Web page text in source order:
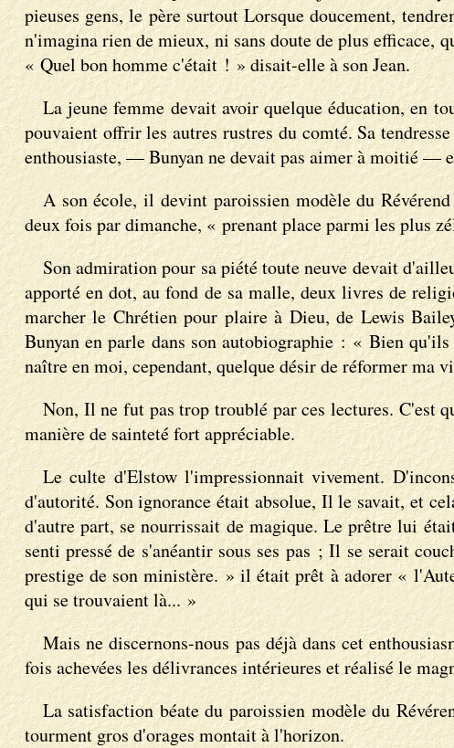
pieuses gens, le père surtout Lorsque doucement,
n'imagina rien de mieux, ni sans doute de plus efficace,
« Quel bon homme c'était ! » disait-elle à son Jean.
La jeune femme devait avoir quelque éducation, en
pouvaient offrir les autres rustres du comté. Sa
enthousiaste, — Bunyan ne devait pas aimer à moitié —
A son école, il devint paroissien modèle du
deux fois par dimanche, « prenant place parmi les plus
Son admiration pour sa piété toute neuve devait
apporté en dot, au fond de sa malle, deux livres de
marcher le Chrétien pour plaire à Dieu, de Lewis
Bunyan en parle dans son autobiographie : « Bien
naître en moi, cependant, quelque désir de réformer ma
Non, Il ne fut pas trop troublé par ces lectures. C'est
manière de sainteté fort appréciable.
Le culte d'Elstow l'impressionnait vivement.
d'autorité. Son ignorance était absolue, Il le savait, et
d'autre part, se nourrissait de magique. Le prêtre lui
senti pressé de s'anéantir sous ses pas ; Il se serait
prestige de son ministère. » il était prêt à adorer «
qui se trouvaient là... »
Mais ne discernons-nous pas déjà dans cet
fois achevées les délivrances intérieures et réalisé le
La satisfaction béate du paroissien modèle du
tourment gros d'orages montait à l'horizon.